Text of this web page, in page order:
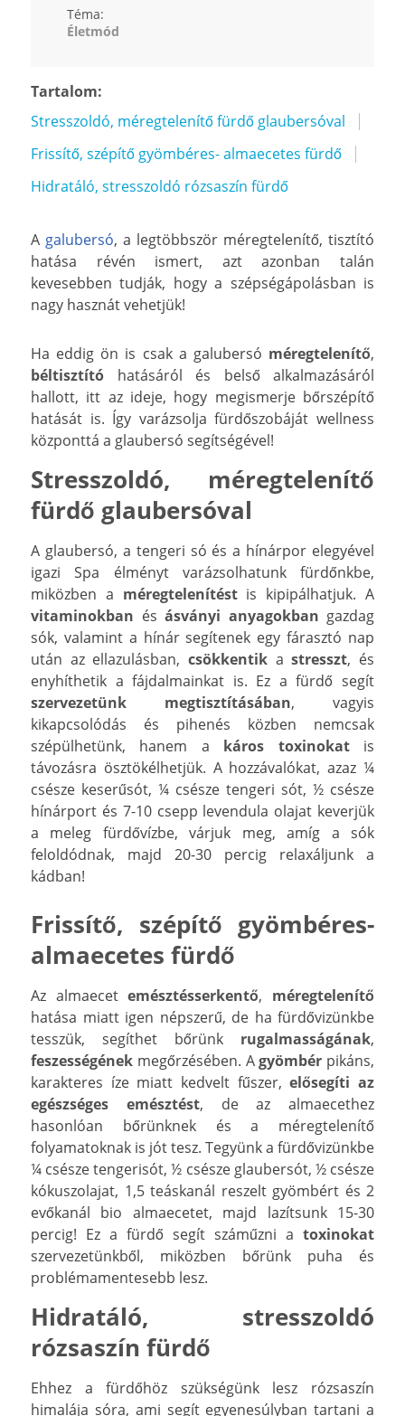
Téma:
Életmód
Tartalom:
Stresszoldó, méregtelenítő fürdő glaubersóval
Frissítő, szépítő gyömbéres- almaecetes fürdő
Hidratáló, stresszoldó rózsaszín fürdő
A galubersó, a legtöbbször méregtelenítő, tisztító
hatása révén ismert, azt azonban talán
kevesebben tudják, hogy a szépségápolásban is
nagy hasznát vehetjük!
Ha eddig ön is csak a galubersó méregtelenítő,
béltisztító
hatásáról és belső alkalmazásáról
hallott, itt az ideje, hogy megismerje bőrszépítő
hatását is. Így varázsolja fürdőszobáját wellness
központtá a glaubersó segítségével!
Stresszoldó, méregtelenítő
fürdő glaubersóval
A glaubersó, a tengeri só és a hínárpor elegyével
igazi Spa élményt varázsolhatunk fürdőnkbe,
miközben a méregtelenítést is kipipálhatjuk. A
vitaminokban és ásványi anyagokban gazdag
sók, valamint a hínár segítenek egy fárasztó nap
után az ellazulásban, csökkentik astresszt, és
enyhíthetik a fájdalmainkat is. Ez a fürdő segít
szervezetünk
megtisztításában, vagyis
kikapcsolódás és pihenés közben nemcsak
szépülhetünk, hanem a káros toxinokatis
távozásra ösztökélhetjük. A hozzávalókat, azaz ¼
csésze keserűsót, ¼ csésze tengeri sót, ½ csésze
hínárport és 7-10 csepp levendula olajat keverjük
a meleg fürdővízbe, várjuk meg, amíg a sók
feloldódnak, majd 20-30 percig relaxáljunk a
kádban!
Frissítő, szépítő gyömbéres-
almaecetes fürdő
Az almaecetemésztésserkentő, méregtelenítő
hatása miatt igen népszerű, de ha fürdővizünkbe
tesszük, segíthet bőrünk rugalmasságának,
feszességének megőrzésében. Agyömbér pikáns,
karakteres íze miatt kedvelt fűszer,elősegíti az
egészséges emésztést, de az almaecethez
hasonlóan bőrünknek és a méregtelenítő
folyamatoknak is jót tesz. Tegyünk a fürdővizünkbe
¼ csésze tengerisót, ½ csésze glaubersót, ½ csésze
kókuszolajat, 1,5 teáskanál reszelt gyömbért és 2
evőkanál bio almaecetet, majd lazítsunk 15-30
percig! Ez a fürdő segít száműzni a toxinokat
szervezetünkből, miközben bőrünk puha és
problémamentesebb lesz.
Hidratáló, stresszoldó
rózsaszín fürdő
Ehhez a fürdőhöz szükségünk lesz rózsaszín
himalája sóra, ami segít egyenesúlyban tartani a